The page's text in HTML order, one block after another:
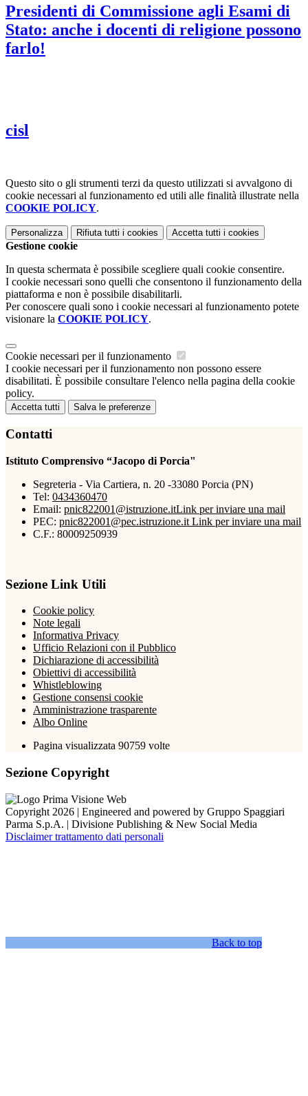
Presidenti di Commissione agli Esami di
Stato: anche i docenti di religione possono
farlo!
cisl
Questo sito o gli strumenti terzi da questo utilizzati si avvalgono di
cookie necessari al funzionamento ed utili alle finalità illustrate nella
COOKIE POLICY.
Personalizza Rifiuta tutti i cookies Accetta tutti i cookies
Gestione cookie
In questa schermata è possibile scegliere quali cookie consentire.
I cookie necessari sono quelli che consentono il funzionamento della
piattaforma e non è possibile disabilitarli.
Per conoscere quali sono i cookie necessari al funzionamento potete
visionare la COOKIE POLICY.
Cookie necessari per il funzionamento
I cookie necessari per il funzionamento non possono essere
disabilitati. È possibile consultare l'elenco nella pagina della cookie
policy.
Accetta tutti Salva le preferenze
Contatti
Istituto Comprensivo “Jacopo di Porcia"
Segreteria - Via Cartiera, n. 20 -33080 Porcia (PN)
Tel: 0434360470
Email: pnic822001@istruzione.itLink per inviare una mail
PEC: pnic822001@pec.istruzione.it Link per inviare una mail
C.F.: 80009250939
Sezione Link Utili
Cookie policy
Note legali
Informativa Privacy
Ufficio Relazioni con il Pubblico
Dichiarazione di accessibilità
Obiettivi di accessibilità
Whistleblowing
Gestione consensi cookie
Amministrazione trasparente
Albo Online
Pagina visualizzata 90759 volte
Sezione Copyright
Copyright 2026 | Engineered and powered by Gruppo Spaggiari
Parma S.p.A. | Divisione Publishing & New Social Media
Disclaimer trattamento dati personali
Back to top